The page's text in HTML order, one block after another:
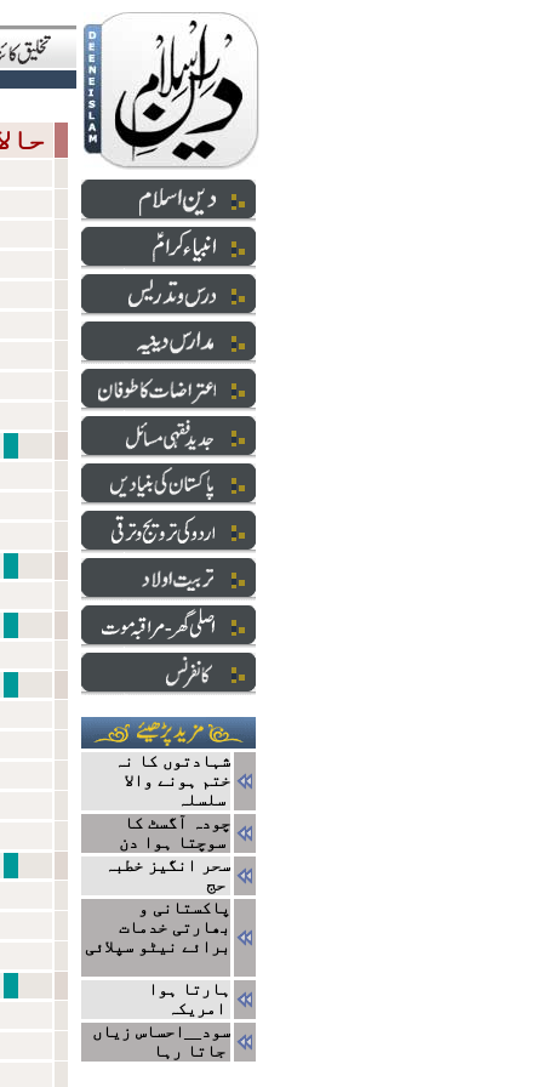
حالاتِ حاضرہ
شہادتوں کا نہ
ختم ہونے والا
سلسلہ
چودہ آگسٹ کا
سوچتا ہوا دن
سحر انگیز خطبہ
حج
پاکستانی و
بھارتی خدمات
برائے نیٹو سپلائی
ہارتا ہوا
امریکہ
سود__احساس زیاں
جاتا رہا